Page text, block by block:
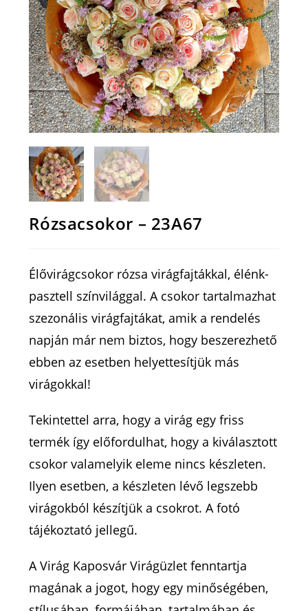
Rózsacsokor – 23A67
Élővirágcsokor rózsa virágfajtákkal, élénk-
pasztell színvilággal. A csokor tartalmazhat
szezonális virágfajtákat, amik a rendelés
napján már nem biztos, hogy beszerezhető
ebben az esetben helyettesítjük más
virágokkal!
Tekintettel arra, hogy a virág egy friss
termék így előfordulhat, hogy a kiválasztott
csokor valamelyik eleme nincs készleten.
Ilyen esetben, a készleten lévő legszebb
virágokból készítjük a csokrot. A fotó
tájékoztató jellegű.
A Virág Kaposvár Virágüzlet fenntartja
magának a jogot, hogy egy minőségében,